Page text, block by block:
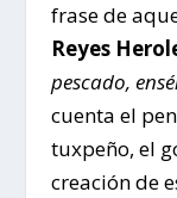
frase de
Reyes
pescado,
cuenta el
tuxpeño, el
creación de